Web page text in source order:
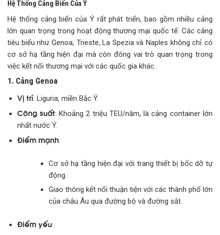
Hệ Thống Cảng Biển Của Ý
Hệ thống cảng biển của Ý rất phát triển, bao gồm nhiều cảng
lớn quan trọng trong hoạt động thương mại quốc tế. Các cảng
tiêu biểu như Genoa, Trieste, La Spezia và Naples không chỉ có
cơ sở hạ tầng hiện đại mà còn đóng vai trò quan trọng trong
việc kết nối thương mại với các quốc gia khác.
1. Cảng Genoa
Vị trí: Liguria, miền Bắc Ý.
Công suất: Khoảng 2 triệu TEU/năm, là cảng container lớn
nhất nước Ý.
Điểm mạnh:
Cơ sở hạ tầng hiện đại với trang thiết bị bốc dỡ tự
động.
Giao thông kết nối thuận tiện với các thành phố lớn
của châu Âu qua đường bộ và đường sắt.
Điểm yếu: